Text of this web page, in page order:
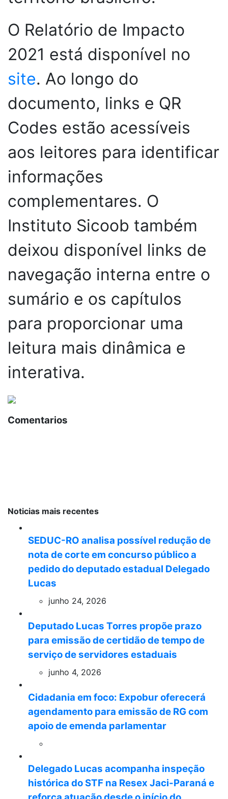
O Relatório de Impacto
2021 está disponível no
site. Ao longo do
documento, links e QR
Codes estão acessíveis
aos leitores para identificar
informações
complementares. O
Instituto Sicoob também
deixou disponível links de
navegação interna entre o
sumário e os capítulos
para proporcionar uma
leitura mais dinâmica e
interativa.
Comentarios
Noticias mais recentes
SEDUC-RO analisa possível redução de
nota de corte em concurso público a
pedido do deputado estadual Delegado
Lucas
junho 24, 2026
Deputado Lucas Torres propõe prazo
para emissão de certidão de tempo de
serviço de servidores estaduais
junho 4, 2026
Cidadania em foco: Expobur oferecerá
agendamento para emissão de RG com
apoio de emenda parlamentar
Delegado Lucas acompanha inspeção
histórica do STF na Resex Jaci-Paraná e